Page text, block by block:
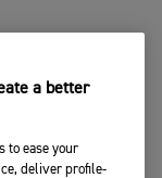
a better
to ease your
deliver profile-